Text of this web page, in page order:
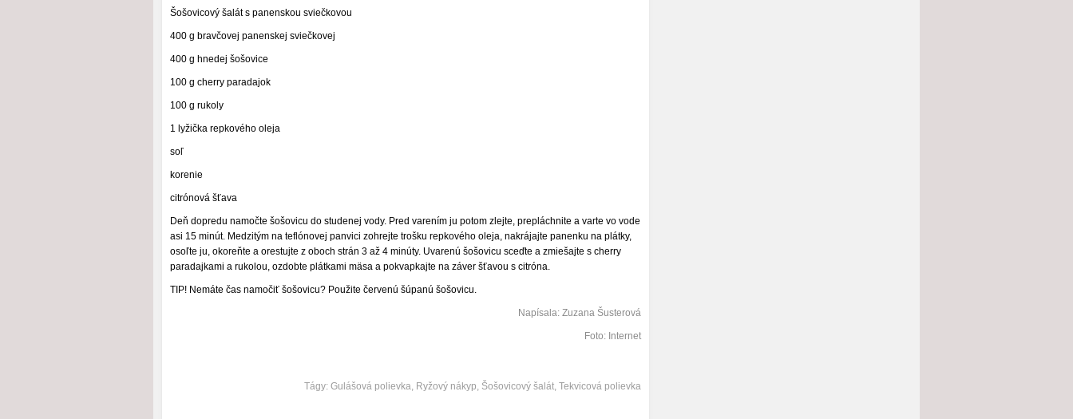
Šošovicový šalát s panenskou sviečkovou
400 g bravčovej panenskej sviečkovej
400 g hnedej šošovice
100 g cherry paradajok
100 g rukoly
1 lyžička repkového oleja
soľ
korenie
citrónová šťava
Deň dopredu namočte šošovicu do studenej vody. Pred varením ju potom zlejte, prepláchnite a varte vo vode
asi 15 minút. Medzitým na teflónovej panvici zohrejte trošku repkového oleja, nakrájajte panenku na plátky,
osoľte ju, okoreňte a orestujte z oboch strán 3 až 4 minúty. Uvarenú šošovicu sceďte a zmiešajte s cherry
paradajkami a rukolou, ozdobte plátkami mäsa a pokvapkajte na záver šťavou s citróna.
TIP! Nemáte čas namočiť šošovicu? Použite červenú šúpanú šošovicu.
Napísala: Zuzana Šusterová
Foto: Internet
Tágy: Gulášová polievka, Ryžový nákyp, Šošovicový šalát, Tekvicová polievka